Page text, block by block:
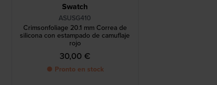
Swatch
ASUSG410
Crimsonfoliage 20.1 mm Correa de
silicona con estampado de camuflaje
rojo
30,00 €
● Pronto en stock